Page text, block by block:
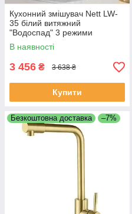
Кухонний змішувач Nett LW-
35 білий витяжний
"Водоспад" 3 режими
В наявності
3 456 ₴ 3 638 ₴
Купити
Безкоштовна доставка –7%